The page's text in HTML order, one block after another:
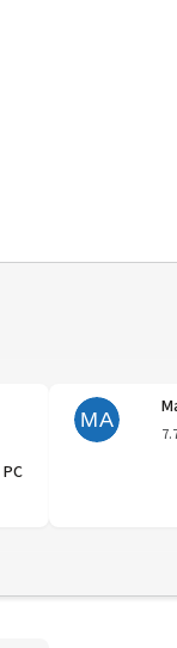
obchodu je 5 z 5
MA